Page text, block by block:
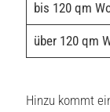
bis 120 qm
über 120 qm
Hinzu kommt